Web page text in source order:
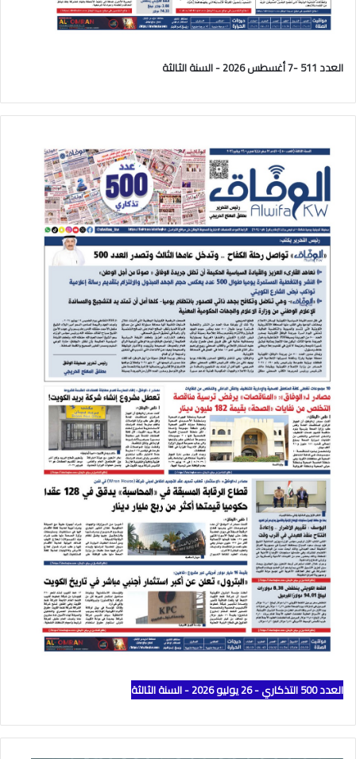
العدد 511 -7 أغسطس 2026 - السنة الثالثة
العدد 500 التذكاري - 26 يوليو 2026 - السنة الثالثة